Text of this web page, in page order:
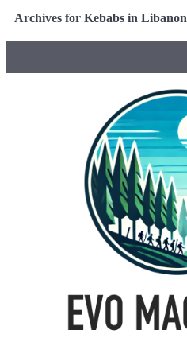
Archives for Kebabs in Libanon